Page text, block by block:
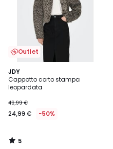
Outlet
JDY
Cappotto corto stampa
leopardata
49,99 €
24,99 € -50%
5
/
5
5
/